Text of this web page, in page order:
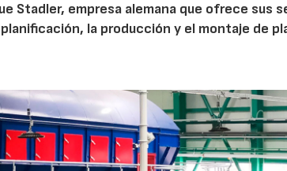
Stadler, empresa alemana que ofrece sus
la producción y el montaje de